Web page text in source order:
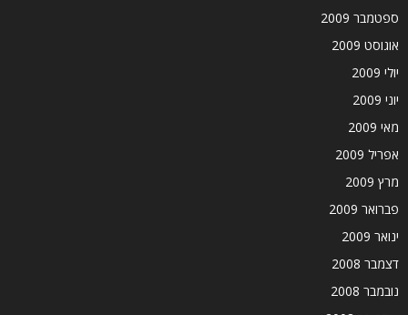
ספטמבר 2009
אוגוסט 2009
יולי 2009
יוני 2009
מאי 2009
אפריל 2009
מרץ 2009
פברואר 2009
ינואר 2009
דצמבר 2008
נובמבר 2008